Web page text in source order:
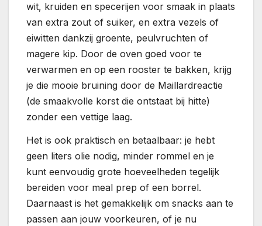
wit, kruiden en specerijen voor smaak in plaats
van extra zout of suiker, en extra vezels of
eiwitten dankzij groente, peulvruchten of
magere kip. Door de oven goed voor te
verwarmen en op een rooster te bakken, krijg
je die mooie bruining door de Maillardreactie
(de smaakvolle korst die ontstaat bij hitte)
zonder een vettige laag.
Het is ook praktisch en betaalbaar: je hebt
geen liters olie nodig, minder rommel en je
kunt eenvoudig grote hoeveelheden tegelijk
bereiden voor meal prep of een borrel.
Daarnaast is het gemakkelijk om snacks aan te
passen aan jouw voorkeuren, of je nu